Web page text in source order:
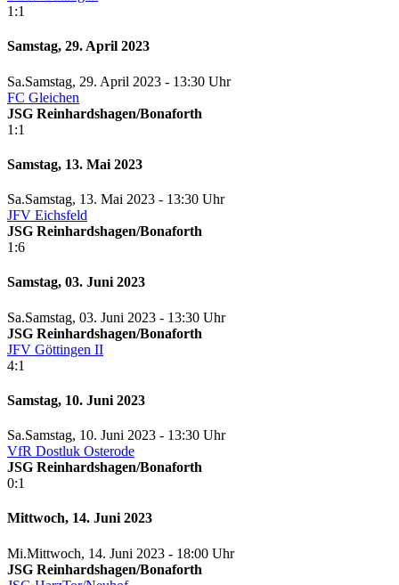
1:1
Samstag, 29. April 2023
Sa.Samstag, 29. April 2023 - 13:30 Uhr
FC Gleichen
JSG Reinhardshagen/Bonaforth
1:1
Samstag, 13. Mai 2023
Sa.Samstag, 13. Mai 2023 - 13:30 Uhr
JFV Eichsfeld
JSG Reinhardshagen/Bonaforth
1:6
Samstag, 03. Juni 2023
Sa.Samstag, 03. Juni 2023 - 13:30 Uhr
JSG Reinhardshagen/Bonaforth
JFV Göttingen II
4:1
Samstag, 10. Juni 2023
Sa.Samstag, 10. Juni 2023 - 13:30 Uhr
VfR Dostluk Osterode
JSG Reinhardshagen/Bonaforth
0:1
Mittwoch, 14. Juni 2023
Mi.Mittwoch, 14. Juni 2023 - 18:00 Uhr
JSG Reinhardshagen/Bonaforth